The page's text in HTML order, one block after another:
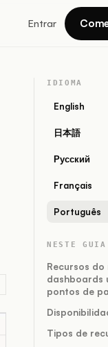
Entrar
IDIOMA
English
日本語
Русский
Français
Português
NESTE GUIA
Recursos
dashboards
pontos de
Tipos de